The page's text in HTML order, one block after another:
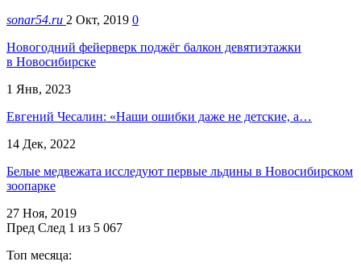
sonar54.ru 2 Окт, 2019 0
Новогодний фейерверк поджёг балкон девятиэтажки
в Новосибирске
1 Янв, 2023
Евгений Чесалин: «Наши ошибки даже не детские, а…
14 Дек, 2022
Белые медвежата исследуют первые льдины в Новосибирском
зоопарке
27 Ноя, 2019
Пред След 1 из 5 067
Топ месяца: